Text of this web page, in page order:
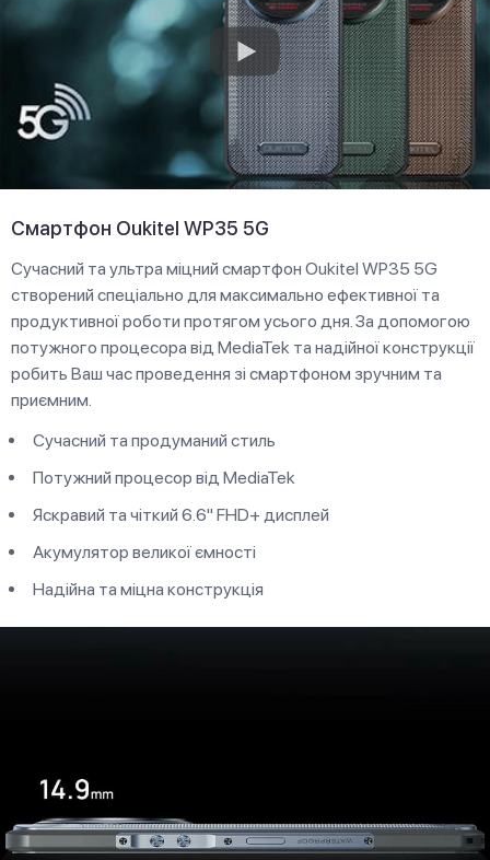
Смартфон Oukitel WP35 5G
Сучасний та ультра міцний смартфон Oukitel WP35 5G
створений спеціально для максимально ефективної та
продуктивної роботи протягом усього дня. За допомогою
потужного процесора від MediaTek та надійної конструкції
робить Ваш час проведення зі смартфоном зручним та
приємним.
Сучасний та продуманий стиль
Потужний процесор від MediaTek
Яскравий та чіткий 6.6" FHD+ дисплей
Акумулятор великої ємності
Надійна та міцна конструкція